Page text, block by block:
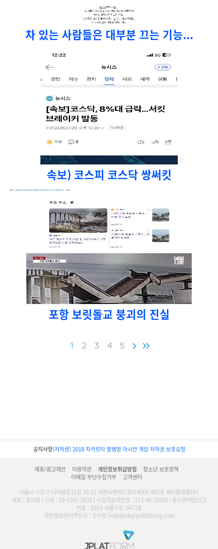
차 있는 사람들은 대부분 끄는 기능...
속보) 코스피 코스닥 쌍써킷
포항 보릿돌교 붕괴의 진실
1 2 3 4 5
공지사항[저작권] 2018 자카르타 팔렘방 아시안 게임 저작권 보호요청
제휴/광고제안 이용약관 개인정보취급방침
청소년 보호정책
이메일 무단수집거부
고객센터
서울시 구로구 디지털로31길 38-21 이앤씨벤처드림타워3차 803호 제이플랫폼(주)
대표 : 조익증 l 전화 : 02-6265-2031 l 사업자등록번호 : 113-86-71616 l 통신판매업신고
번호 : 2013-서울구로-0473호
개인정보관리책임자 : 조익증 helpdesk@pullbbang.com